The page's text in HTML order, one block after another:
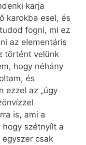
karja
karokba esel, és
fogni, mi ez
az elementáris
történt velünk
hogy néhány
és
ezzel az „úgy
is, ami a
szétnyílt a
csak